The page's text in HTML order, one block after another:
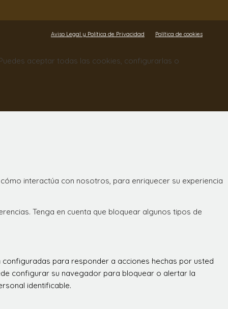
Aviso Legal y Política de Privacidad Política de cookies
aceptar todas las cookies, configurarlas o
interactúa con nosotros, para enriquecer su experiencia
Tenga en cuenta que bloquear algunos tipos de
para responder a acciones hechas por usted
configurar su navegador para bloquear o alertar la
identificable.